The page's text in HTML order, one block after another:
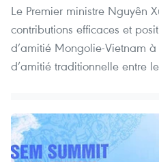
Le Premier ministre Nguyên
contributions efficaces et
d’amitié Mongolie-Vietnam
d’amitié traditionnelle entre